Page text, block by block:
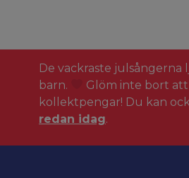
De vackraste
barn.
Glöm inte bort
kollektpengar! Du kan
redan idag.